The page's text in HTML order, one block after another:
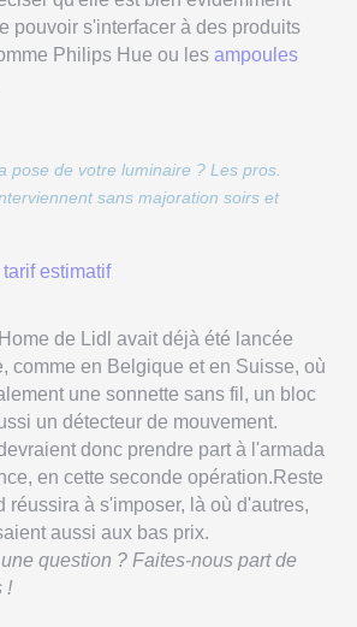
pouvoir s'interfacer à des produits
Philips Hue ou les ampoules
pose de votre luminaire ? Les pros.
sans majoration soirs et
estimatif
de Lidl avait déjà été lancée
comme en Belgique et en Suisse, où
une sonnette sans fil, un bloc
un détecteur de mouvement.
donc prendre part à l'armada
en cette seconde opération.Reste
réussira à s'imposer, là où d'autres,
aussi aux bas prix.
question ? Faites-nous part de
!